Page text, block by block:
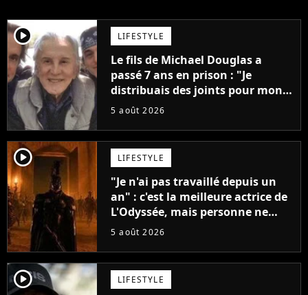
player2 LIFESTYLE
Le fils de Michael Douglas a
passé 7 ans en prison : "Je
distribuais des joints pour mon
père"
5 août 2026
player2 LIFESTYLE
"Je n'ai pas travaillé depuis un
an" : c'est la meilleure actrice de
L'Odyssée, mais personne ne
veut lui donner de rôle au
5 août 2026
player2 LIFESTYLE